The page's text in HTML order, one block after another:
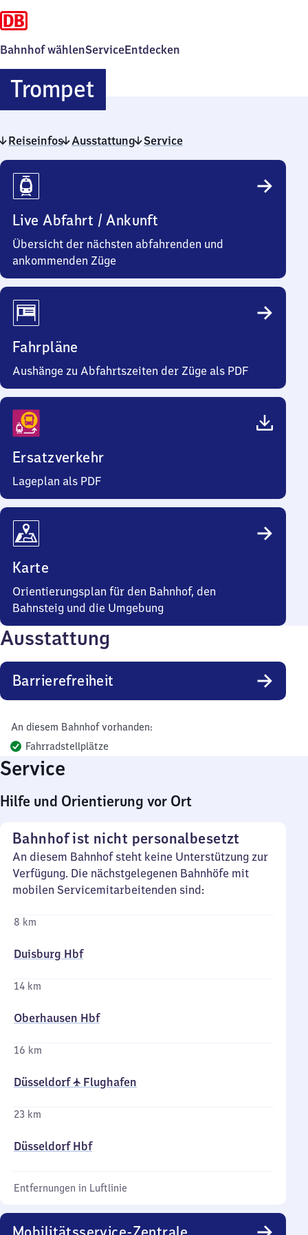
Bahnhof wählenServiceEntdecken
TrompetTrompet
Reiseinfos Ausstattung Service
Reiseinfos
Live Abfahrt / Ankunft
Übersicht der nächsten abfahrenden und
ankommenden Züge
Fahrpläne
Aushänge zu Abfahrtszeiten der Züge als PDF
Ersatzverkehr
Lageplan als PDF
Karte
Orientierungsplan für den Bahnhof, den
Bahnsteig und die Umgebung
Ausstattung
Barrierefreiheit
An diesem Bahnhof vorhanden:
Fahrradstellplätze
Service
Hilfe und Orientierung vor Ort
Bahnhof ist nicht personalbesetzt
An diesem Bahnhof steht keine Unterstützung zur
Verfügung. Die nächstgelegenen Bahnhöfe mit
mobilen Servicemitarbeitenden sind:
8 km
Duisburg Hbf
14 km
Oberhausen Hbf
16 km
Düsseldorf ✈ Flughafen
23 km
Düsseldorf Hbf
Entfernungen in Luftlinie